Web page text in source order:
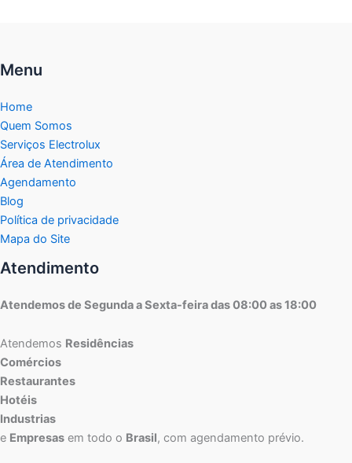
Menu
Home
Quem Somos
Serviços Electrolux
Área de Atendimento
Agendamento
Blog
Política de privacidade
Mapa do Site
Atendimento
Atendemos de Segunda a Sexta-feira das 08:00 as 18:00
Atendemos Residências
Comércios
Restaurantes
Hotéis
Industrias
e Empresas em todo o Brasil, com agendamento prévio.